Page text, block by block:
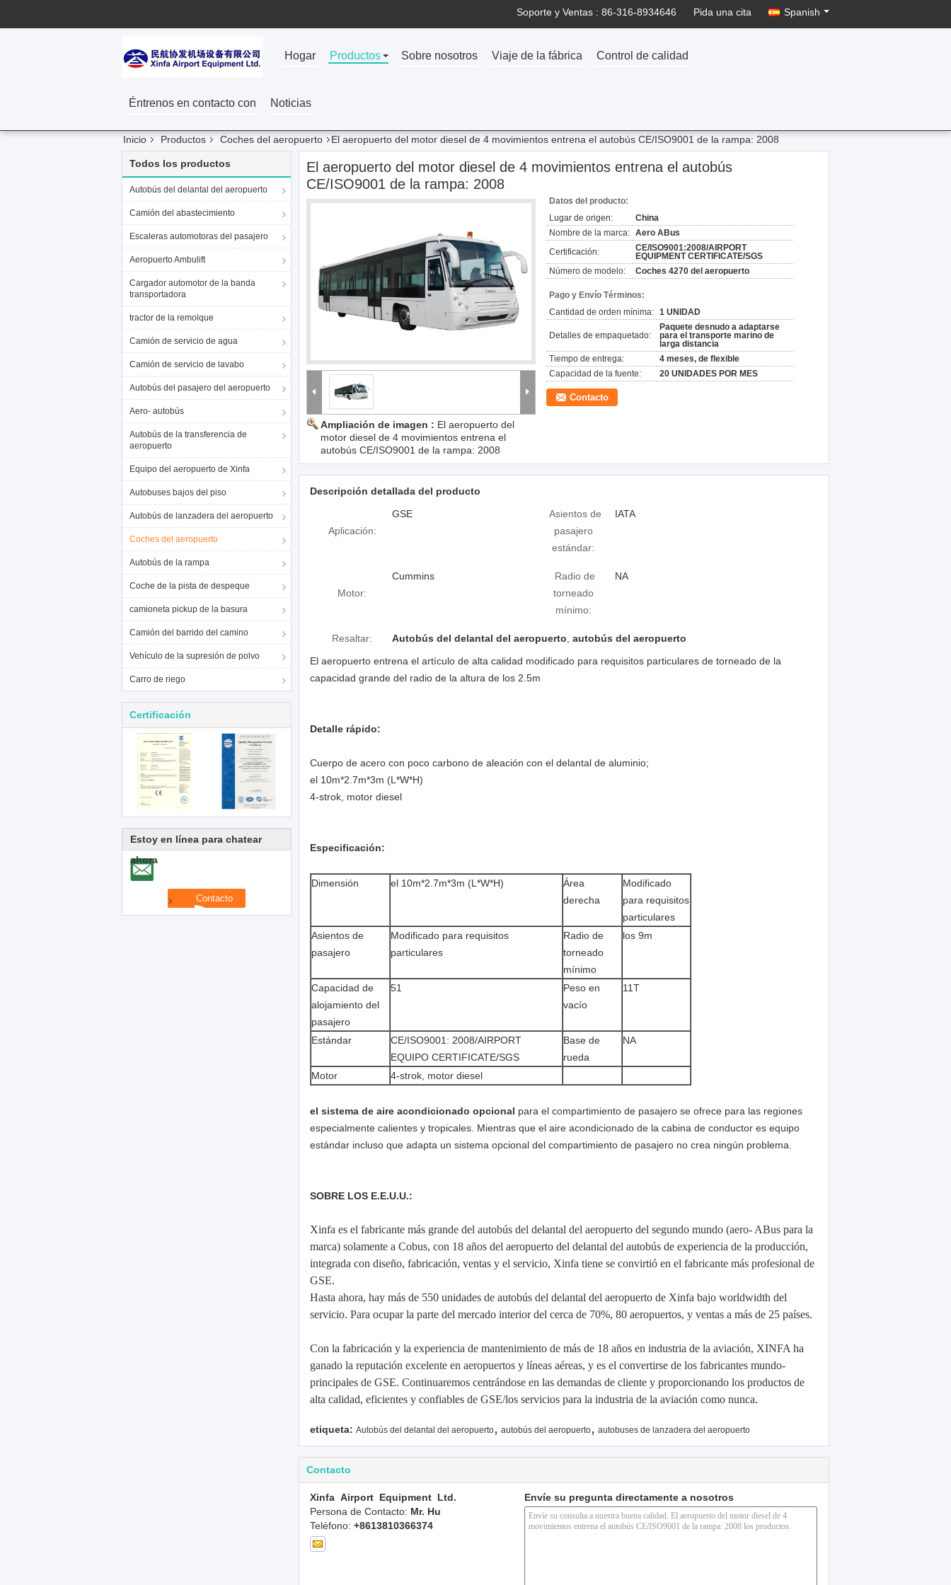
Soporte y Ventas : 86-316-8934646 Pida una cita Spanish
Hogar Productos Sobre nosotros Viaje de la fábrica Control de calidad
Éntrenos en contacto con Noticias
Inicio Productos Coches del aeropuerto El aeropuerto del motor diesel de 4 movimientos entrena el autobús CE/ISO9001 de la rampa: 2008
Todos los productos
Autobús del delantal del aeropuerto
Camión del abastecimiento
Escaleras automotoras del pasajero
Aeropuerto Ambulift
Cargador automotor de la banda
transportadora
tractor de la remolque
Camión de servicio de agua
Camión de servicio de lavabo
Autobús del pasajero del aeropuerto
Aero- autobús
Autobús de la transferencia de
aeropuerto
Equipo del aeropuerto de Xinfa
Autobuses bajos del piso
Autobús de lanzadera del aeropuerto
Coches del aeropuerto
Autobús de la rampa
Coche de la pista de despeque
camioneta pickup de la basura
Camión del barrido del camino
Vehículo de la supresión de polvo
Carro de riego
Certificación
Estoy en línea para chatear
ahora
El aeropuerto del motor diesel de 4 movimientos entrena el autobús
CE/ISO9001 de la rampa: 2008
Ampliación de imagen : El aeropuerto del
motor diesel de 4 movimientos entrena el
autobús CE/ISO9001 de la rampa: 2008
Datos del producto:
Lugar de origen:
China
Nombre de la marca: Aero ABus
Certificación:
CE/ISO9001:2008/AIRPORT
EQUIPMENT CERTIFICATE/SGS
Número de modelo:
Coches 4270 del aeropuerto
Pago y Envío Términos:
Cantidad de orden mínima: 1 UNIDAD
Detalles de empaquetado:
Paquete desnudo a adaptarse
para el transporte marino de
larga distancia
Tiempo de entrega:
4 meses, de flexible
Capacidad de la fuente:
20 UNIDADES POR MES
Contacto
Descripción detallada del producto
Aplicación:
GSE
Asientos de
pasajero
estándar:
IATA
Motor:
Cummins
Radio de
torneado
mínimo:
NA
Resaltar: Autobús del delantal del aeropuerto autobús del aeropuerto
El aeropuerto entrena el artículo de alta calidad modificado para requisitos particulares de torneado de la
capacidad grande del radio de la altura de los 2.5m
Detalle rápido:
Cuerpo de acero con poco carbono de aleación con el delantal de aluminio;
el 10m*2.7m*3m (L*W*H)
4-strok, motor diesel
Especificación:
Dimensión el 10m*2.7m*3m (L*W*H)
Área
derecha
Modificado
para requisitos
particulares
Asientos de
pasajero
Modificado para requisitos
particulares
Radio de
torneado
mínimo
los 9m
Capacidad de
alojamiento del
pasajero
51
Peso en
vacío
11T
Estándar
CE/ISO9001: 2008/AIRPORT
EQUIPO CERTIFICATE/SGS
Base de
rueda
NA
Motor 4-strok, motor diesel
el sistema de aire acondicionado opcional para el compartimiento de pasajero se ofrece para las regiones
especialmente calientes y tropicales. Mientras que el aire acondicionado de la cabina de conductor es equipo
estándar incluso que adapta un sistema opcional del compartimiento de pasajero no crea ningún problema.
SOBRE LOS E.E.U.U.:
Xinfa es el fabricante más grande del autobús del delantal del aeropuerto del segundo mundo (aero- ABus para la
marca) solamente a Cobus, con 18 años del aeropuerto del delantal del autobús de experiencia de la producción,
integrada con diseño, fabricación, ventas y el servicio, Xinfa tiene se convirtió en el fabricante más profesional de
GSE.
Hasta ahora, hay más de 550 unidades de autobús del delantal del aeropuerto de Xinfa bajo worldwidth del
servicio. Para ocupar la parte del mercado interior del cerca de 70%, 80 aeropuertos, y ventas a más de 25 países.
Con la fabricación y la experiencia de mantenimiento de más de 18 años en industria de la aviación, XINFA ha
ganado la reputación excelente en aeropuertos y líneas aéreas, y es el convertirse de los fabricantes mundo-
principales de GSE. Continuaremos centrándose en las demandas de cliente y proporcionando los productos de
alta calidad, eficientes y confiables de GSE/los servicios para la industria de la aviación como nunca.
etiqueta: Autobús del delantal del aeropuerto, autobús del aeropuerto, autobuses de lanzadera del aeropuerto
Contacto
Xinfa Airport Equipment Ltd.
Persona de Contacto: Mr. Hu
Teléfono: +8613810366374
Envíe su pregunta directamente a nosotros